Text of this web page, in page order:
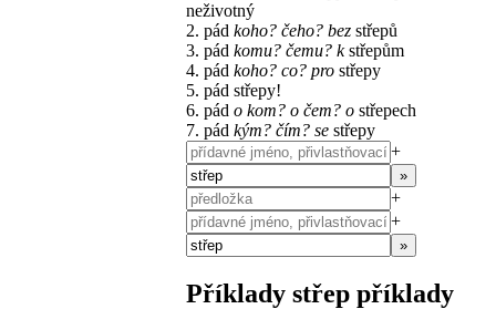
neživotný
2. pád koho? čeho? bez střepů
3. pád komu? čemu? kstřepům
4. pád koho? co? pro střepy
5. pád střepy!
6. pád o kom? o čem? o střepech
7. pád kým? čím? se střepy
+
»
+
+
»
Příklady střep příklady